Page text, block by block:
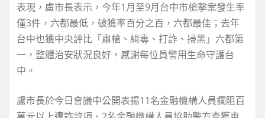
表現，盧市長表示，今年1月至9月台中市槍擊案發生率
僅3件，六都最低，破獲率百分之百，六都最佳；去年
台中也獲中央評比「肅槍、緝毒、打詐、掃黑」六都第
一，整體治安狀況良好，感謝每位員警用生命守護台
中。
盧市長於今日會議中公開表揚11名金融機構人員攔阻百